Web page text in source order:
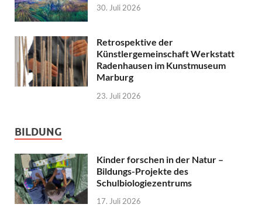
30. Juli 2026
Retrospektive der
Künstlergemeinschaft Werkstatt
Radenhausen im Kunstmuseum
Marburg
23. Juli 2026
BILDUNG
Kinder forschen in der Natur –
Bildungs-Projekte des
Schulbiologiezentrums
17. Juli 2026